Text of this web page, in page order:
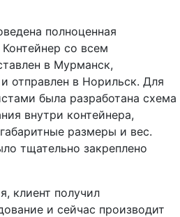
полноценная
Контейнер со всем
в Мурманск,
отправлен в Норильск. Для
была разработана схема
внутри контейнера,
размеры и вес.
тщательно закреплено
клиент получил
и сейчас производит